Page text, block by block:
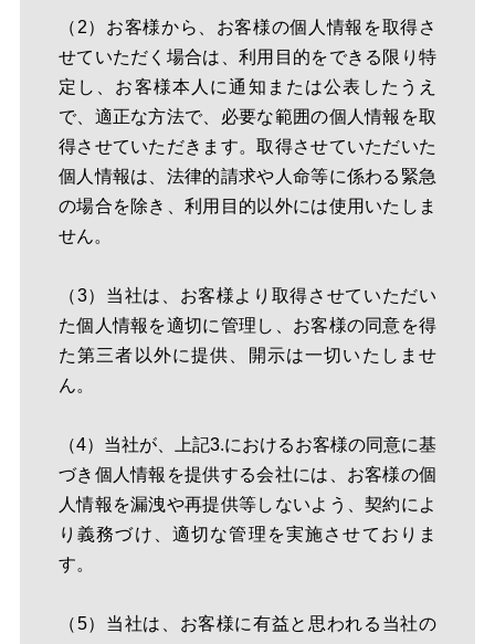
（2）お客様から、お客様の個人情報を取得さ
せていただく場合は、利用目的をできる限り特
定し、お客様本人に通知または公表したうえ
で、適正な方法で、必要な範囲の個人情報を取
得させていただきます。取得させていただいた
個人情報は、法律的請求や人命等に係わる緊急
の場合を除き、利用目的以外には使用いたしま
せん。
（3）当社は、お客様より取得させていただい
た個人情報を適切に管理し、お客様の同意を得
た第三者以外に提供、開示は一切いたしませ
ん。
（4）当社が、上記3.におけるお客様の同意に基
づき個人情報を提供する会社には、お客様の個
人情報を漏洩や再提供等しないよう、契約によ
り義務づけ、適切な管理を実施させておりま
す。
（5）当社は、お客様に有益と思われる当社の